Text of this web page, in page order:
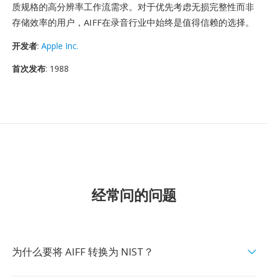
质规格的高分辨率工作流需求。对于优先考虑无损完整性而非
存储效率的用户，AIFF在录音行业中始终是值得信赖的选择。
开发者: Apple Inc.
首次发布: 1988
经常问的问题
为什么要将 AIFF 转换为 NIST？